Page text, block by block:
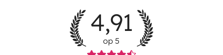
4,91
op 5